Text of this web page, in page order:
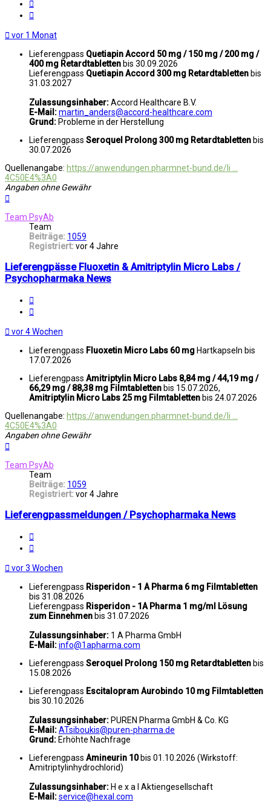
vor 1 Monat
Lieferengpass Quetiapin Accord 50 mg / 150 mg / 200 mg /
400 mg Retardtabletten bis 30.09.2026
Lieferengpass Quetiapin Accord 300 mg Retardtabletten bis
31.03.2027
Zulassungsinhaber:Accord Healthcare B.V.
E-Mail:martin_anders@accord-healthcare.com
Grund: Probleme in der Herstellung
Lieferengpass Seroquel Prolong 300 mg Retardtabletten bis
30.07.2026
Quellenangabe: https://anwendungen.pharmnet-bund.de/li ...
4C50E4%3A0
Angaben ohne Gewähr
Team PsyAb
Team
Beiträge: 1059
Registriert: vor 4 Jahre
Lieferengpässe Fluoxetin & Amitriptylin Micro Labs /
Psychopharmaka News
vor 4 Wochen
Lieferengpass Fluoxetin Micro Labs 60 mg Hartkapseln bis
17.07.2026
Lieferengpass Amitriptylin Micro Labs 8,84 mg / 44,19 mg /
66,29 mg / 88,38 mg Filmtabletten bis 15.07.2026,
Amitriptylin Micro Labs 25 mg Filmtabletten bis 24.07.2026
Quellenangabe: https://anwendungen.pharmnet-bund.de/li ...
4C50E4%3A0
Angaben ohne Gewähr
Team PsyAb
Team
Beiträge: 1059
Registriert: vor 4 Jahre
Lieferengpassmeldungen / Psychopharmaka News
vor 3 Wochen
Lieferengpass Risperidon - 1 A Pharma 6 mg Filmtabletten
bis 31.08.2026
Lieferengpass Risperidon - 1A Pharma 1 mg/ml Lösung
zum Einnehmen bis 31.07.2026
Zulassungsinhaber: 1 A Pharma GmbH
E-Mail:info@1apharma.com
Lieferengpass Seroquel Prolong 150 mg Retardtabletten bis
15.08.2026
Lieferengpass Escitalopram Aurobindo 10 mg Filmtabletten
bis 30.10.2026
Zulassungsinhaber: PUREN Pharma GmbH & Co. KG
E-Mail:ATsiboukis@puren-pharma.de
Grund: Erhöhte Nachfrage
Lieferengpass Amineurin 10 bis 01.10.2026 (Wirkstoff:
Amitriptylinhydrochlorid)
Zulassungsinhaber: H e x a l Aktiengesellschaft
E-Mail:service@hexal.com